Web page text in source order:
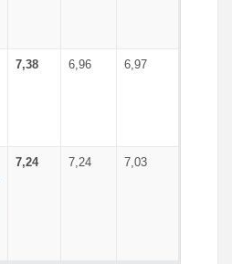
7,38 6,96 6,97
7,24 7,24 7,03